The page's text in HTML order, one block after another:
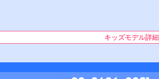
キッズモデル詳細